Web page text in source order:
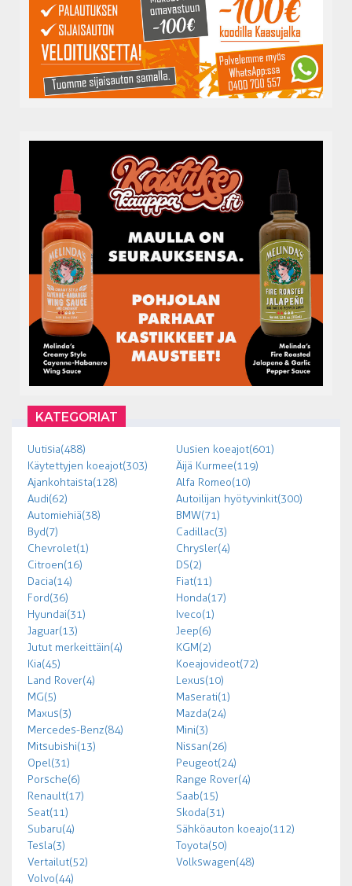
KATEGORIAT
Uutisia (488)
Uusien koeajot (601)
Käytettyjen koeajot (303)
Äijä Kurmee (119)
Ajankohtaista (128)
Alfa Romeo (10)
Audi (62)
Autoilijan hyötyvinkit (300)
Automiehiä (38)
BMW (71)
Byd (7)
Cadillac (3)
Chevrolet (1)
Chrysler (4)
Citroen (16)
DS (2)
Dacia (14)
Fiat (11)
Ford (36)
Honda (17)
Hyundai (31)
Iveco (1)
Jaguar (13)
Jeep (6)
Jutut merkeittäin (4)
KGM (2)
Kia (45)
Koeajovideot (72)
Land Rover (4)
Lexus (10)
MG (5)
Maserati (1)
Maxus (3)
Mazda (24)
Mercedes-Benz (84)
Mini (3)
Mitsubishi (13)
Nissan (26)
Opel (31)
Peugeot (24)
Porsche (6)
Range Rover (4)
Renault (17)
Saab (15)
Seat (11)
Skoda (31)
Subaru (4)
Sähköauton koeajo (112)
Tesla (3)
Toyota (50)
Vertailut (52)
Volkswagen (48)
Volvo (44)